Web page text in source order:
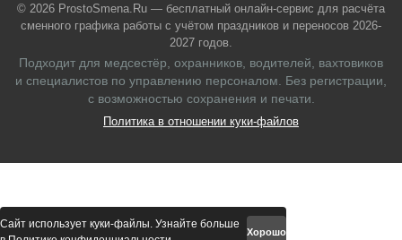
© 2026 ProstoSmena.Ru — бесплатный онлайн-сервис для расчёта
сменного графика работы с учётом праздников и переносов 2026-
2027 годов.
Подходит для медсестёр, охранников, водителей, вахтовиков
и специалистов по управлению персоналом. Без регистрации,
с возможностью сохранения и печати.
Политика в отношении куки-файлов
Сайт использует куки-файлы. Узнайте больше
Хорошо